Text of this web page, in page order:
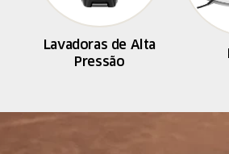
Lavadoras de Alta
Pressão